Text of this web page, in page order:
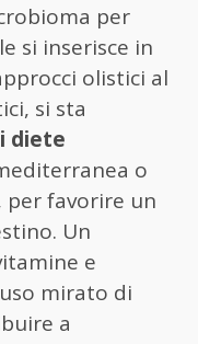
per
si inserisce in
olistici al
si sta
diete
o
favorire un
Un
e
mirato di
a